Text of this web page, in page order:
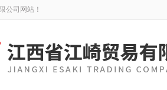
公司网站！